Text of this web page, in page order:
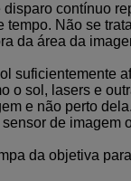
contínuo
Não se
da área da
suficientemente
o sol, lasers e
e não perto
de imagem
da objetiva